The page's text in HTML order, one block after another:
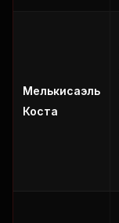
Мелькисаэль
Коста